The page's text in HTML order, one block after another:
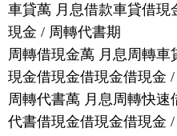
車貸萬 月息借款車貸借
現金 / 周轉代書期
周轉借現金萬 月息周轉
現金借現金借現金借現金
周轉代書萬 月息周轉快
代書借現金借現金借現金